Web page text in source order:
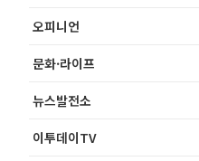
오피니언
문화·라이프
뉴스발전소
이투데이TV